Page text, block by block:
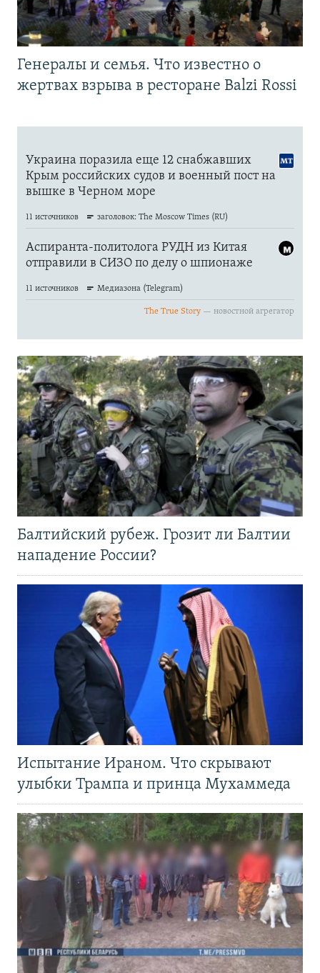
Генералы и семья. Что известно о
жертвах взрыва в ресторане Balzi Rossi
Балтийский рубеж. Грозит ли Балтии
нападение России?
Испытание Ираном. Что скрывают
улыбки Трампа и принца Мухаммеда